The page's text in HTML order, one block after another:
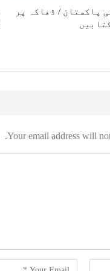
پاکستان / ڈھاکہ پر
Your email address will